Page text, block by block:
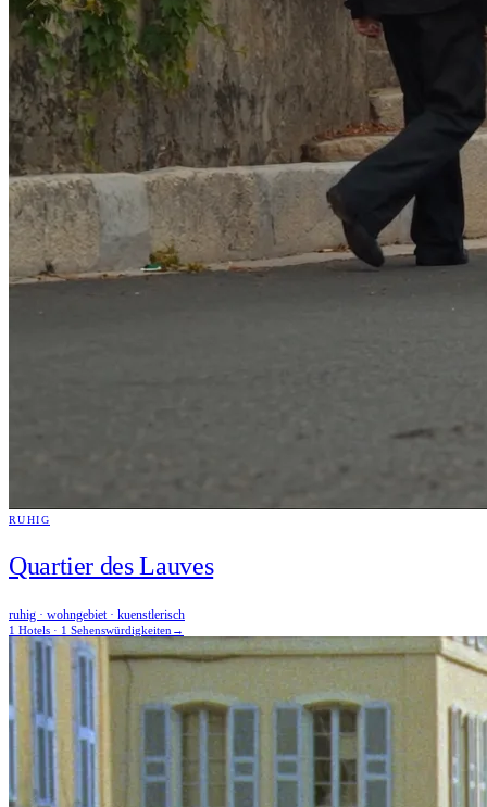
RUHIG
Quartier des Lauves
ruhig · wohngebiet · kuenstlerisch
1 Hotels · 1 Sehenswürdigkeiten →